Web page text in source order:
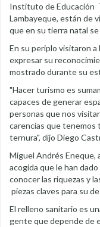
Instituto de Educación
Lambayeque, están de
que en su tierra natal
En su periplo visitaron
expresar su
mostrado durante su
"Hacer turismo es
capaces de generar
personas que nos
carencias que tenemos
ternura", dijo Diego
Miguel Andrés
acogida que le han
conocer las riquezas y
piezas claves para su
El relleno sanitario es
gente que depende de